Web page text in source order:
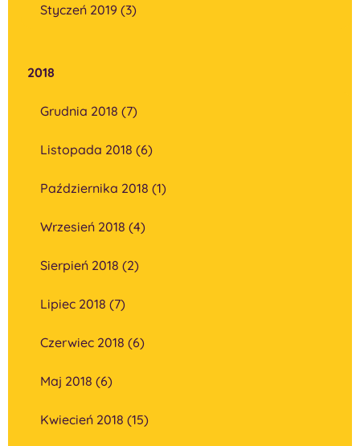
Styczeń 2019 (3)
2018
Grudnia 2018 (7)
Listopada 2018 (6)
Października 2018 (1)
Wrzesień 2018 (4)
Sierpień 2018 (2)
Lipiec 2018 (7)
Czerwiec 2018 (6)
Maj 2018 (6)
Kwiecień 2018 (15)